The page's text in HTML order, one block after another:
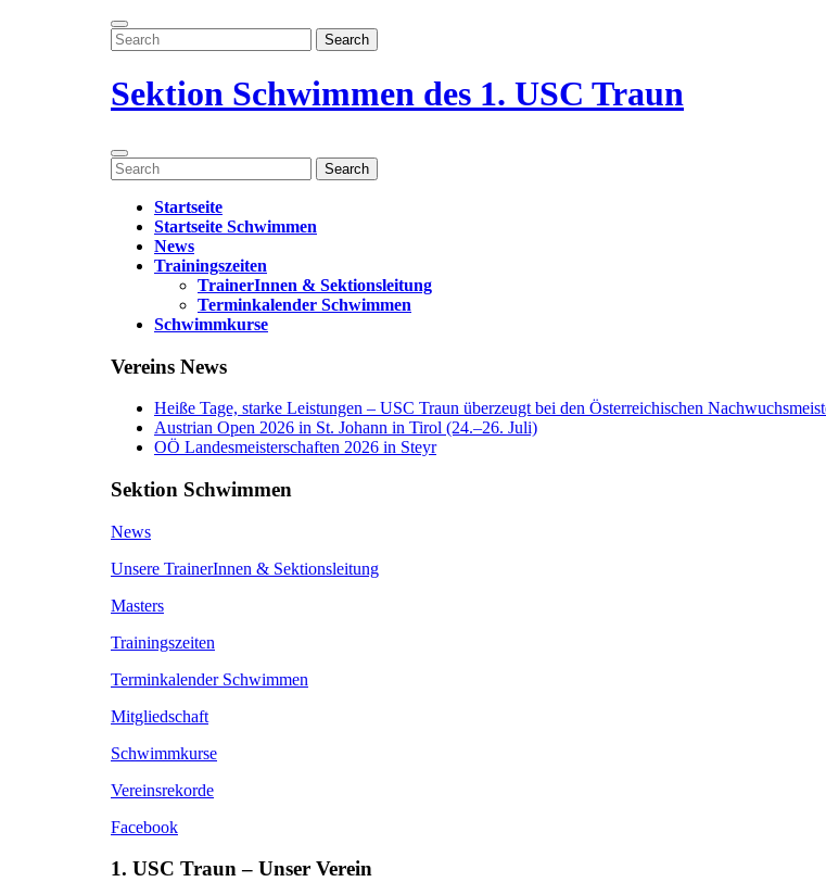
Zum
Inhalt
springen
Menü
öffnen
Search
for:
schließen
Sektion Schwimmen des 1. USC Traun
Menü
öffnen
Search
for:
Startseite
Startseite Schwimmen
News
Trainingszeiten
TrainerInnen & Sektionsleitung
Terminkalender Schwimmen
Schwimmkurse
Menü
schließen
Vereins News
Heiße Tage, starke Leistungen – USC Traun überzeugt bei den Österreichischen
Austrian Open 2026 in St. Johann in Tirol (24.–26. Juli)
OÖ Landesmeisterschaften 2026 in Steyr
Sektion Schwimmen
News
Unsere TrainerInnen & Sektionsleitung
Masters
Trainingszeiten
Terminkalender Schwimmen
Mitgliedschaft
Schwimmkurse
Vereinsrekorde
Facebook
1. USC Traun – Unser Verein